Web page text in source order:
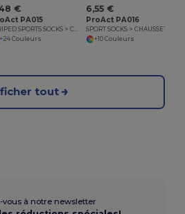
€
PA015
+24 Couleurs
6,55 €
ProAct PA016
+10 Couleurs
tout
vous à notre newsletter